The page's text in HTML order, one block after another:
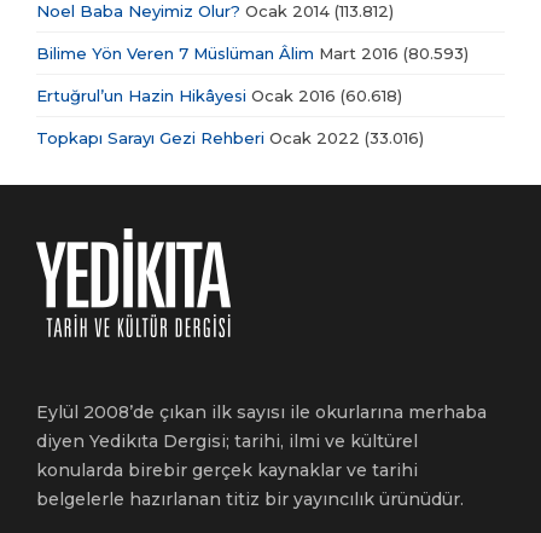
Noel Baba Neyimiz Olur? Ocak 2014 (113.812)
Bilime Yön Veren 7 Müslüman Âlim Mart 2016 (80.593)
Ertuğrul’un Hazin Hikâyesi Ocak 2016 (60.618)
Topkapı Sarayı Gezi Rehberi Ocak 2022 (33.016)
Eylül 2008’de çıkan ilk sayısı ile okurlarına merhaba
diyen Yedikıta Dergisi; tarihi, ilmi ve kültürel
konularda birebir gerçek kaynaklar ve tarihi
belgelerle hazırlanan titiz bir yayıncılık ürünüdür.